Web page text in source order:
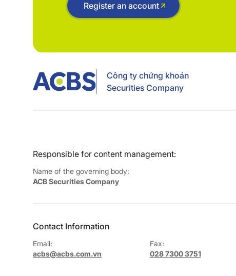
Register an account
Công ty chứng khoán
Securities Company
Responsible for content management:
Name of the governing body:
ACB Securities Company
Contact Information
Email:
acbs@acbs.com.vn
Fax:
028 7300 3751